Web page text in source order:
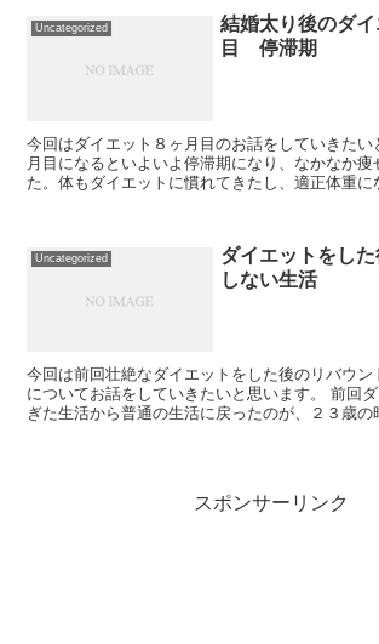
Uncategorized
結婚太り後のダイ
目 停滞期
今回はダイエット８ヶ月目のお話をしていきたいと思
月目になるといよいよ停滞期になり、なかなか痩
た。体もダイエットに慣れてきたし、適正体重に
Uncategorized
ダイエットをし
しない生活
今回は前回壮絶なダイエットをした後のリバウン
についてお話をしていきたいと思います。 前回ダイエットをやり過
ぎた生活から普通の生活に戻ったのが、２３歳の
スポンサーリンク